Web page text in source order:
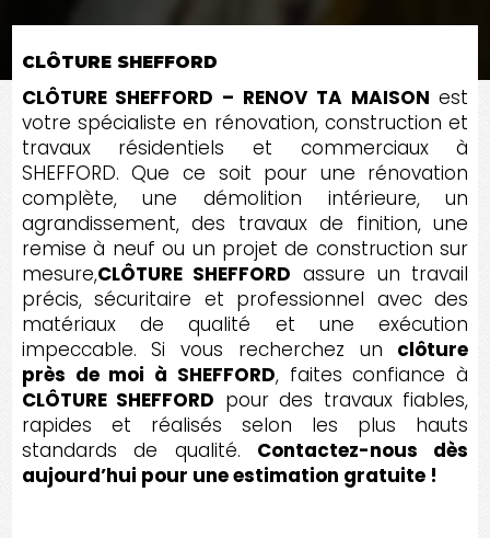
CLÔTURE SHEFFORD
CLÔTURE SHEFFORD – RENOV TA MAISON est
votre spécialiste en rénovation, construction et
travaux résidentiels et commerciaux à
SHEFFORD. Que ce soit pour une rénovation
complète, une démolition intérieure, un
agrandissement, des travaux de finition, une
remise à neuf ou un projet de construction sur
mesure,CLÔTURE SHEFFORD assure un travail
précis, sécuritaire et professionnel avec des
matériaux de qualité et une exécution
impeccable. Si vous recherchez un clôture
près de moi à SHEFFORD, faites confiance à
CLÔTURE SHEFFORD pour des travaux fiables,
rapides et réalisés selon les plus hauts
standards de qualité. Contactez-nous dès
aujourd’hui pour une estimation gratuite !